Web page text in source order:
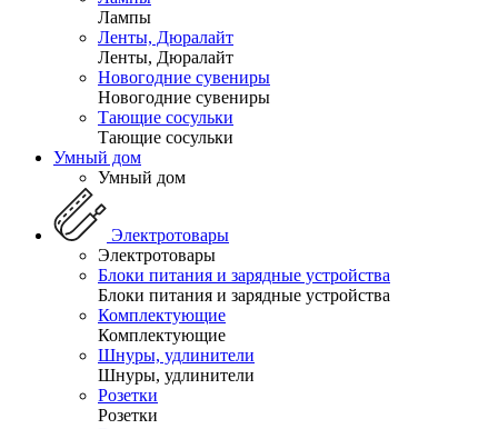
Лампы
Ленты, Дюралайт
Ленты, Дюралайт
Новогодние сувениры
Новогодние сувениры
Тающие сосульки
Тающие сосульки
Умный дом
Умный дом
Электротовары
Электротовары
Блоки питания и зарядные устройства
Блоки питания и зарядные устройства
Комплектующие
Комплектующие
Шнуры, удлинители
Шнуры, удлинители
Розетки
Розетки